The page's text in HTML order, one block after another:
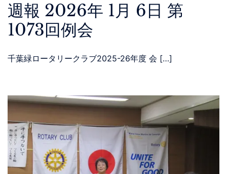
週報 2026年 1月 6日 第
1073回例会
千葉緑ロータリークラブ2025-26年度 会 […]